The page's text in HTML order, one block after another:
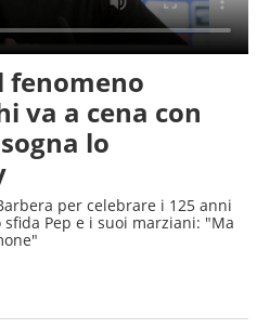
fenomeno
va a cena con
lo
per celebrare i 125 anni
Pep e i suoi marziani: "Ma